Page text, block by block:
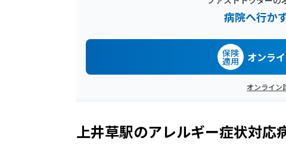
病院へ行か
保険
適用 オンラ
オンライン
上井草駅のアレルギー症状対応